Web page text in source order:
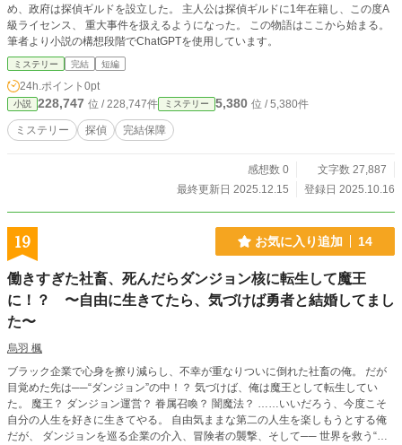
め、政府は探偵ギルドを設立した。 主人公は探偵ギルドに1年在籍し、この度A
級ライセンス、 重大事件を扱えるようになった。 この物語はここから始まる。
筆者より小説の構想段階でChatGPTを使用しています。
ミステリー 完結 短編
24h.ポイント 0pt
小説 228,747 位 / 228,747件 ミステリー 5,380 位 / 5,380件
ミステリー 探偵 完結保障
感想数 0
文字数 27,887
最終更新日 2025.12.15
登録日 2025.10.16
19 お気に入り追加 14
働きすぎた社畜、死んだらダンジョン核に転生して魔王
に！？ 〜自由に生きてたら、気づけば勇者と結婚してまし
た〜
烏羽 楓
ブラック企業で心身を擦り減らし、不幸が重なりついに倒れた社畜の俺。 だが
目覚めた先は──“ダンジョン”の中！？ 気づけば、俺は魔王として転生してい
た。 魔王？ ダンジョン運営？ 眷属召喚？ 闇魔法？ ……いいだろう、今度こそ
自分の人生を好きに生きてやる。 自由気ままな第二の人生を楽しもうとする俺
だが、 ダンジョンを巡る企業の介入、冒険者の襲撃、そして── 世界を救う“勇